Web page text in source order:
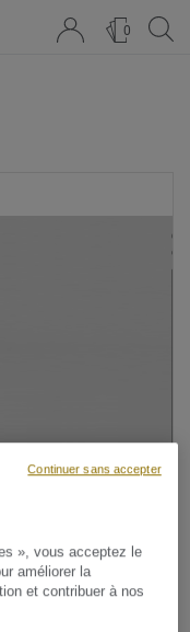
0
», vous acceptez le
améliorer la
et contribuer à nos
Continuer sans accepter